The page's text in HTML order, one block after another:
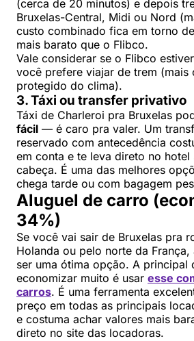
(cerca de 20 minutos) e depois
Bruxelas-Central, Midi ou Nord
custo combinado fica em torno de
mais barato que o Flibco.
Vale considerar se o Flibco
você prefere viajar de trem (mais
protegido do clima).
3. Táxi ou transfer privativo
Táxi de Charleroi pra Bruxelas
fácil — é caro pra valer. Um
reservado com antecedência
em conta e te leva direto no hotel
cabeça. É uma das melhores
chega tarde ou com bagagem
Aluguel de carro
34%)
Se você vai sair de Bruxelas pra
Holanda ou pelo norte da
ser uma ótima opção. A principal
economizar muito é usar esse
carros. É uma ferramenta
preço em todas as principais
e costuma achar valores mais
direto no site das locadoras.